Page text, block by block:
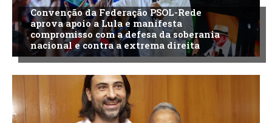
Convenção da Federação PSOL-Rede
aprova apoio a Lula e manifesta
compromisso com a defesa da soberania
nacional e contra a extrema direita